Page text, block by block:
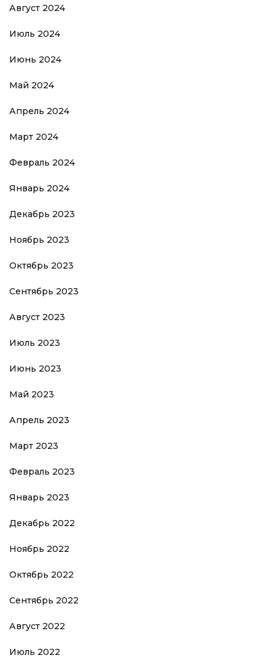
Август 2024
Июль 2024
Июнь 2024
Май 2024
Апрель 2024
Март 2024
Февраль 2024
Январь 2024
Декабрь 2023
Ноябрь 2023
Октябрь 2023
Сентябрь 2023
Август 2023
Июль 2023
Июнь 2023
Май 2023
Апрель 2023
Март 2023
Февраль 2023
Январь 2023
Декабрь 2022
Ноябрь 2022
Октябрь 2022
Сентябрь 2022
Август 2022
Июль 2022